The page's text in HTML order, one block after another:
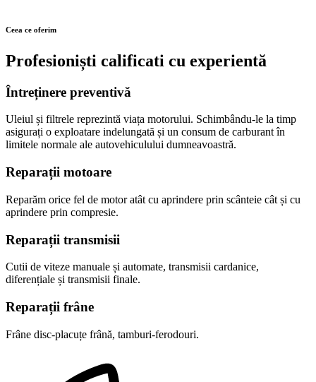
Ceea ce oferim
Profesioniști calificati cu experientă
Întreținere preventivă
Uleiul și filtrele reprezintă viața motorului. Schimbându-le la timp
asigurați o exploatare indelungată și un consum de carburant în
limitele normale ale autovehiculului dumneavoastră.
Reparații motoare
Reparăm orice fel de motor atât cu aprindere prin scânteie cât și cu
aprindere prin compresie.
Reparații transmisii
Cutii de viteze manuale și automate, transmisii cardanice,
diferențiale și transmisii finale.
Reparații frâne
Frâne disc-placuțe frână, tamburi-ferodouri.